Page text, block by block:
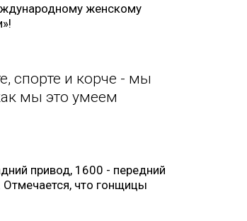
женскому
спорте и корче - мы
мы это умеем
привод, 1600 - передний
что гонщицы